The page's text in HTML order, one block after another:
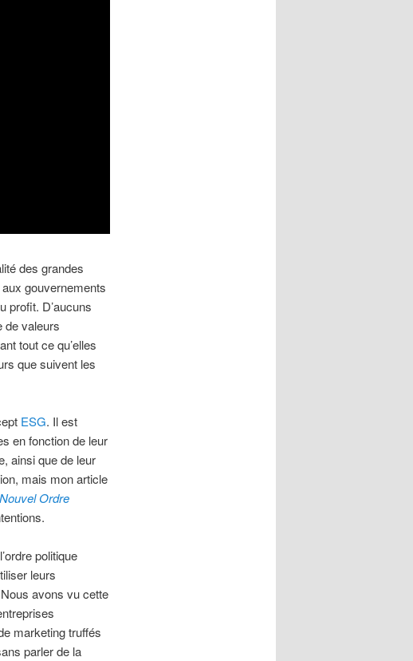
des grandes
gouvernements
profit. D’aucuns
de valeurs
tout ce qu’elles
que suivent les
ESG. Il est
en fonction de leur
ainsi que de leur
mais mon article
Ordre
politique
leurs
avons vu cette
marketing truffés
parler de la